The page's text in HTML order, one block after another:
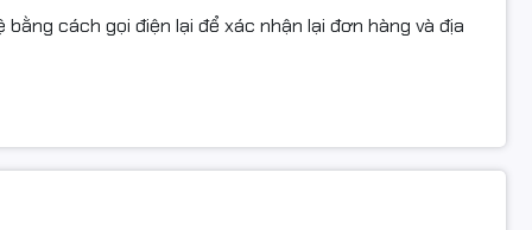
thùng đến khi thấy sản phẩm bên trong (làm căn cứ
cách gọi điện lại để xác nhận lại đơn hàng và địa